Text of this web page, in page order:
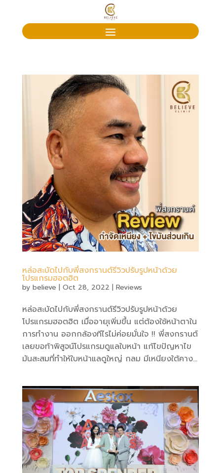
หล่อสะบัดไปกับพี่สงกรานต์รีวิวปรับรูปหน้าด้วย
โปรแกรมฮอตฮิต
by believe | Oct 28, 2022 | Reviews
หล่อสะบัดไปกับพี่สงกรานต์รีวิวปรับรูปหน้าด้วย
โปรแกรมฮอตฮิต เมื่ออายุเพิ่มขึ้น แต่ต้องใช้หน้าตาใน
การทำงาน ออกกล้องทีไรไม่ค่อยมั่นใจ !! พี่สงกรานต์
เลยขอท้าพิสูจน์โปรแกรมดูแลใบหน้า แก้ไขปัญหาไข
มันสะสมที่ทำให้ใบหน้าแลดูใหญ่ กลม มีเหนียงใต้คาง...